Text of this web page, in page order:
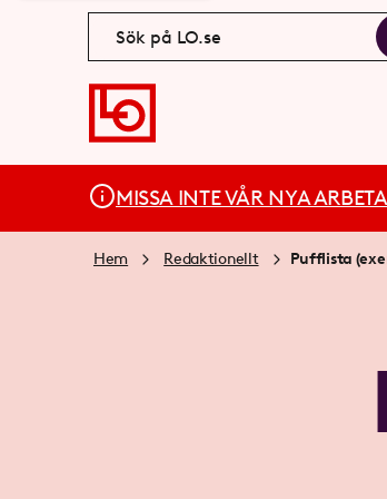
MISSA INTE VÅR NYA
Hem Redaktionellt Pufflista